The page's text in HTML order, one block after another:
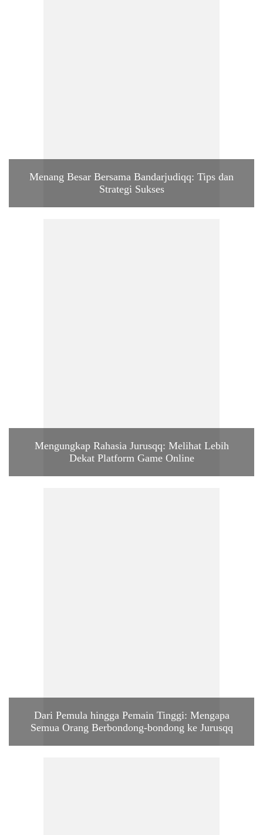
Menang Besar Bersama Bandarjudiqq: Tips dan
Strategi Sukses
Mengungkap Rahasia Jurusqq: Melihat Lebih
Dekat Platform Game Online
Dari Pemula hingga Pemain Tinggi: Mengapa
Semua Orang Berbondong-bondong ke Jurusqq